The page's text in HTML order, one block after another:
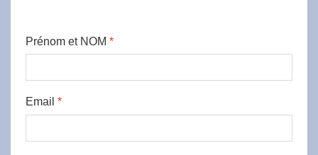
Prénom et NOM *
Email *